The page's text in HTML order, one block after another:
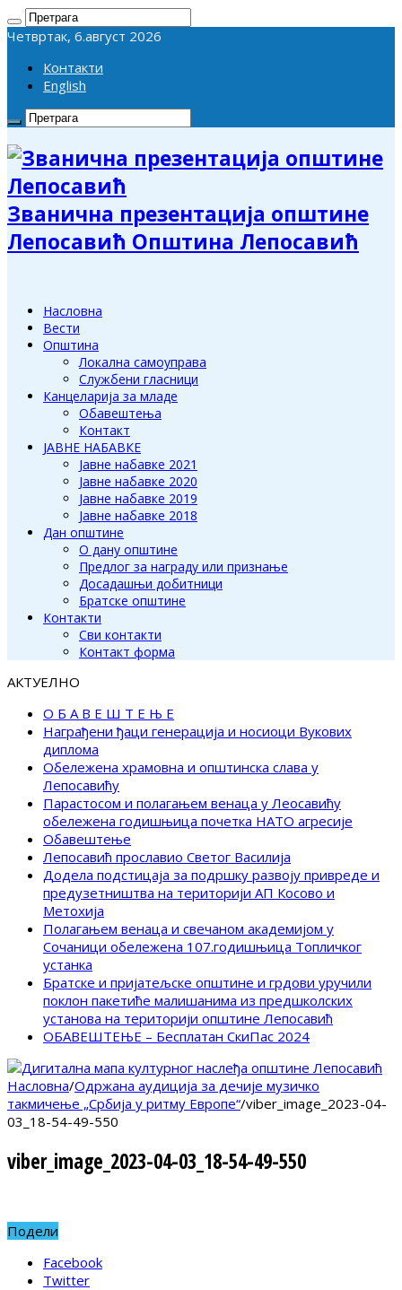
Четвртак, 6.август 2026
Контакти
English
Званична презентација општине
Лепосавић Општина Лепосавић
Насловна
Вести
Општина
Локална самоуправа
Службени гласници
Канцеларија за младе
Обавештења
Контакт
ЈАВНЕ НАБАВКЕ
Јавне набавке 2021
Јавне набавке 2020
Јавне набавке 2019
Јавне набавке 2018
Дан општине
О дану општине
Предлог за награду или признање
Досадашњи добитници
Братске општине
Контакти
Сви контакти
Контакт форма
АКТУЕЛНО
О Б А В Е Ш Т Е Њ Е
Награђени ђаци генерација и носиоци Вукових
диплома
Обележена храмовна и општинска слава у
Лепосавићу
Парастосом и полагањем венаца у Леосавићу
обележена годишњица почетка НАТО агресије
Обавештење
Лепосавић прославио Светог Василија
Додела подстицаја за подршку развоју привреде и
предузетништва на територији АП Косово и
Метохија
Полагањем венаца и свечаном академијом у
Сочаници обележена 107.годишњица Топличког
устанка
Братске и пријатељске општине и грдови уручили
поклон пакетиће малишанима из предшколских
установа на територији општине Лепосавић
ОБАВЕШТЕЊЕ – Бесплатан СкиПас 2024
Насловна/Одржана аудиција за дечије музичко
такмичење „Србија у ритму Европе“/viber_image_2023-04-
03_18-54-49-550
viber_image_2023-04-03_18-54-49-550
Подели
Facebook
Twitter